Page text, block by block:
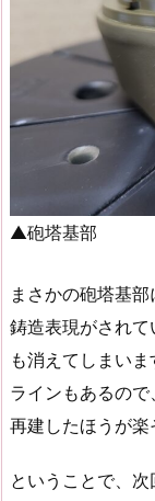
▲砲塔基部
まさかの砲塔基部
鋳造表現がされ
も消えてしまい
ラインもあるの
再建したほうが楽
ということで、